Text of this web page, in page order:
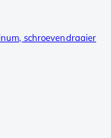
schroevendraaier